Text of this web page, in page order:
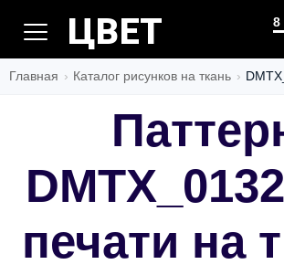
ЗАПУСК
8
Главная Каталог рисунков на ткань
печати на